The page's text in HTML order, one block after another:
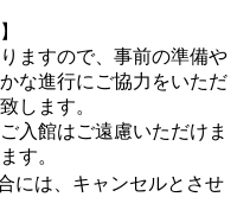
ますので、事前の準備や
な進行にご協力をいただ
します。
入館はご遠慮いただけま
す。
には、キャンセルとさせ